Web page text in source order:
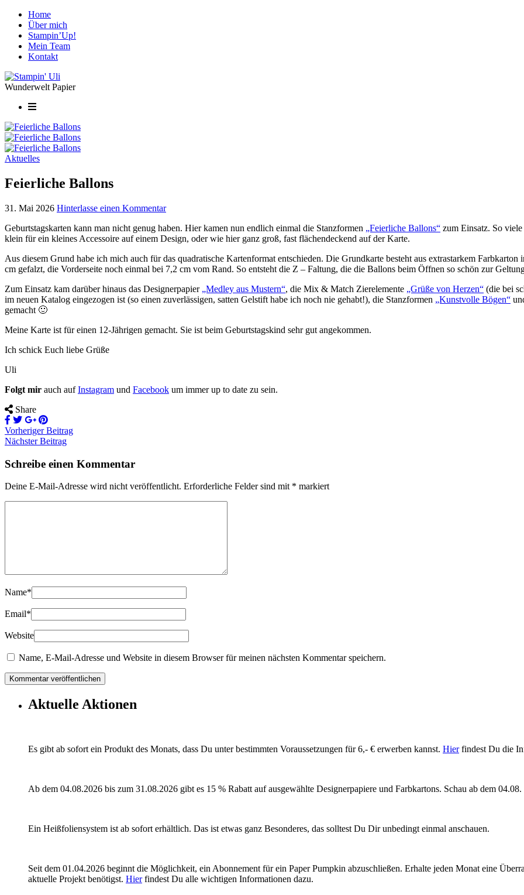
Home
Über mich
Stampin’Up!
Mein Team
Kontakt
Wunderwelt Papier
Aktuelles
Feierliche Ballons
31. Mai 2026 Hinterlasse einen Kommentar
Geburtstagskarten kann man nicht genug haben. Hier kamen nun endlich einmal die Stanzformen „Feierliche Ballons“ zum Einsatz. So
klein für ein kleines Accessoire auf einem Design, oder wie hier ganz groß, fast flächendeckend auf der Karte.
Aus diesem Grund habe ich mich auch für das quadratische Kartenformat entschieden. Die Grundkarte besteht aus extrastarkem
cm gefalzt, die Vorderseite noch einmal bei 7,2 cm vom Rand. So entsteht die Z – Faltung, die die Ballons beim Öffnen so schön zur
Zum Einsatz kam darüber hinaus das Designerpapier „Medley aus Mustern“, die Mix & Match Zierelemente „Grüße von Herzen“ (die bei
im neuen Katalog eingezogen ist (so einen zuverlässigen, satten Gelstift habe ich noch nie gehabt!), die Stanzformen „Kunstvolle Bögen“
gemacht 🙂
Meine Karte ist für einen 12-Jährigen gemacht. Sie ist beim Geburtstagskind sehr gut angekommen.
Ich schick Euch liebe Grüße
Uli
Folgt mir auch aufInstagram und Facebook um immer up to date zu sein.
Share
Vorheriger Beitrag
Nächster Beitrag
Schreibe einen Kommentar
Deine E-Mail-Adresse wird nicht veröffentlicht. Erforderliche Felder sind mit * markiert
Name*
Email*
Website
Name, E-Mail-Adresse und Website in diesem Browser für meinen nächsten Kommentar speichern.
Aktuelle Aktionen
Es gibt ab sofort ein Produkt des Monats, dass Du unter bestimmten Voraussetzungen für 6,- € erwerben kannst. Hierfindest Du die
Ab dem 04.08.2026 bis zum 31.08.2026 gibt es 15 % Rabatt auf ausgewählte Designerpapiere und Farbkartons. Schau ab dem
Ein Heißfoliensystem ist ab sofort erhältlich. Das ist etwas ganz Besonderes, das solltest Du Dir unbedingt einmal anschauen.
Seit dem 01.04.2026 beginnt die Möglichkeit, ein Abonnement für ein Paper Pumpkin abzuschließen. Erhalte jeden Monat eine
aktuelle Projekt benötigst. Hierfindest Du alle wichtigen Informationen dazu.